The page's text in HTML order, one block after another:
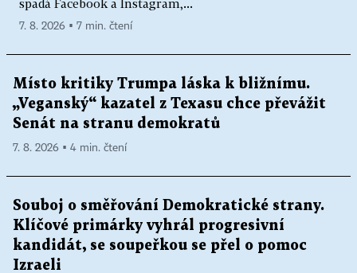
spadá Facebook a Instagram,...
7. 8. 2026 ▪ 7 min. čtení
Místo kritiky Trumpa láska k bližnímu.
„Veganský“ kazatel z Texasu chce převážit
Senát na stranu demokratů
7. 8. 2026 ▪ 4 min. čtení
Souboj o směřování Demokratické strany.
Klíčové primárky vyhrál progresivní
kandidát, se soupeřkou se přel o pomoc
Izraeli